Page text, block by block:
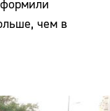
чем в